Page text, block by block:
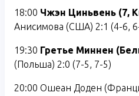
18:00 Чжэн Циньвень (7,
Анисимова (США) 2:1 (4-6,
19:30 Гретье Миннен
(Польша) 2:0 (7-5, 7-5)
20:00 Ошеан Доден